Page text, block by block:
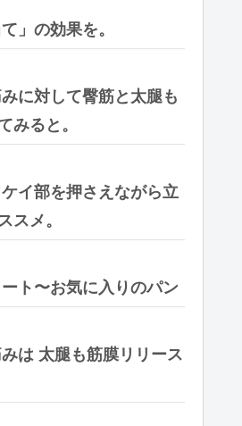
」の効果を。
に対して臀筋と太腿も
みると。
イ部を押さえながら立
スメ。
ト〜お気に入りのパン
は 太腿も筋膜リリース